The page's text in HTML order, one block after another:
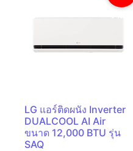
LG แอร์ติดผนัง Inverter
DUALCOOL AI Air
ขนาด 12,000 BTU รุ่น
SAQ